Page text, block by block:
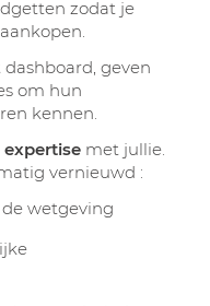
zodat je
geven
om hun
kennen.
expertise met jullie.
vernieuwd :
wetgeving